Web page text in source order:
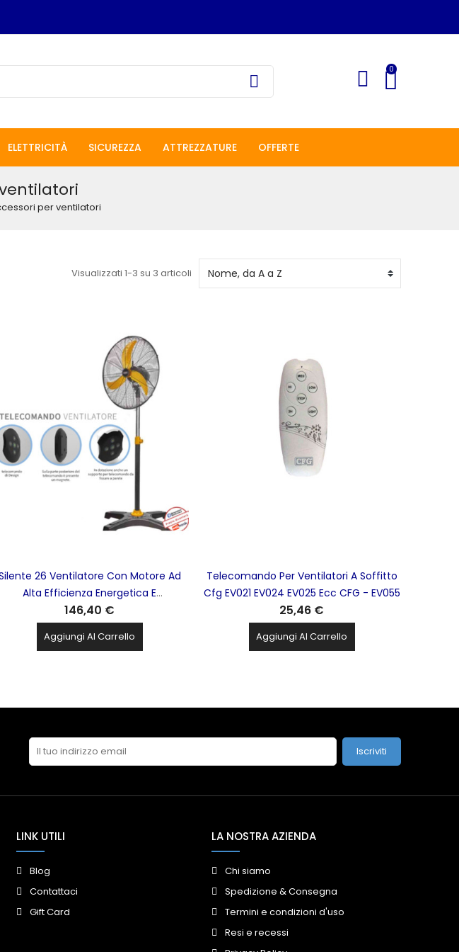
0
ELETTRICITÀ SICUREZZA ATTREZZATURE OFFERTE
per ventilatori
Visualizzati 1-3 su 3 articoli
26 Ventilatore Con Motore Ad
Alta Efficienza Energetica E
Silenziosissimo Dotato Di Telecomando
CFG - EV117
146,40 €
Aggiungi Al Carrello
Telecomando Per Ventilatori A Soffitto
Cfg EV021 EV024 EV025 Ecc CFG - EV055
25,46 €
Aggiungi Al Carrello
Iscriviti
LINK UTILI
Blog
Contattaci
Gift Card
LA NOSTRA AZIENDA
Chi siamo
Spedizione & Consegna
Termini e condizioni d'uso
Resi e recessi